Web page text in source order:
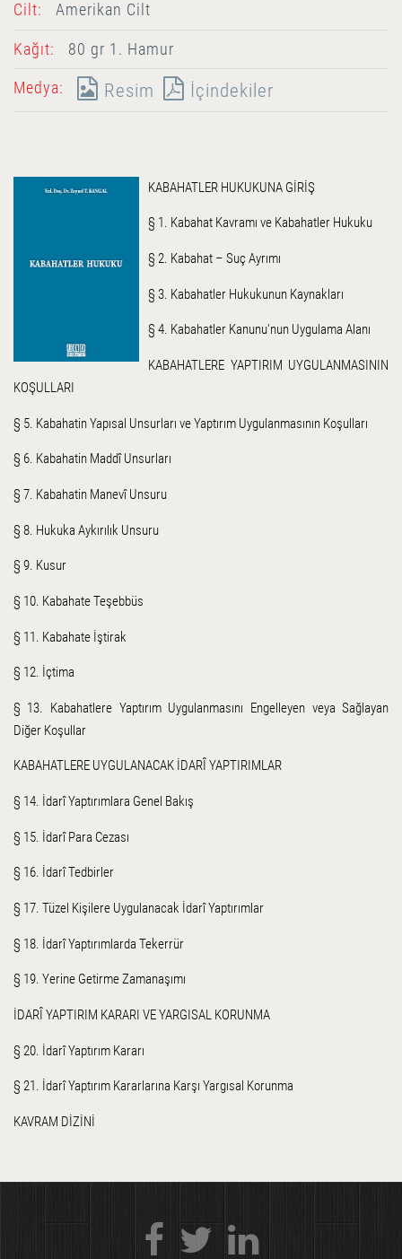
Cilt: Amerikan Cilt
Kağıt: 80 gr 1. Hamur
Medya: Resim İçindekiler
KABAHATLER HUKUKUNA GİRİŞ
§ 1. Kabahat Kavramı ve Kabahatler Hukuku
§ 2. Kabahat – Suç Ayrımı
§ 3. Kabahatler Hukukunun Kaynakları
§ 4. Kabahatler Kanunu'nun Uygulama Alanı
KABAHATLERE YAPTIRIM UYGULANMASININ
KOŞULLARI
§ 5. Kabahatin Yapısal Unsurları ve Yaptırım Uygulanmasının Koşulları
§ 6. Kabahatin Maddî Unsurları
§ 7. Kabahatin Manevî Unsuru
§ 8. Hukuka Aykırılık Unsuru
§ 9. Kusur
§ 10. Kabahate Teşebbüs
§ 11. Kabahate İştirak
§ 12. İçtima
§ 13. Kabahatlere Yaptırım Uygulanmasını Engelleyen veya Sağlayan
Diğer Koşullar
KABAHATLERE UYGULANACAK İDARÎ YAPTIRIMLAR
§ 14. İdarî Yaptırımlara Genel Bakış
§ 15. İdarî Para Cezası
§ 16. İdarî Tedbirler
§ 17. Tüzel Kişilere Uygulanacak İdarî Yaptırımlar
§ 18. İdarî Yaptırımlarda Tekerrür
§ 19. Yerine Getirme Zamanaşımı
İDARÎ YAPTIRIM KARARI VE YARGISAL KORUNMA
§ 20. İdarî Yaptırım Kararı
§ 21. İdarî Yaptırım Kararlarına Karşı Yargısal Korunma
KAVRAM DİZİNİ